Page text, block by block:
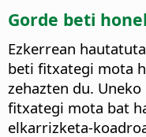
Gorde beti
Ezkerrean
beti fitxategi mota
zehazten du.
fitxategi mota bat
elkarrizketa-